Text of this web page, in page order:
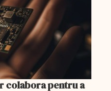
colabora pentru a